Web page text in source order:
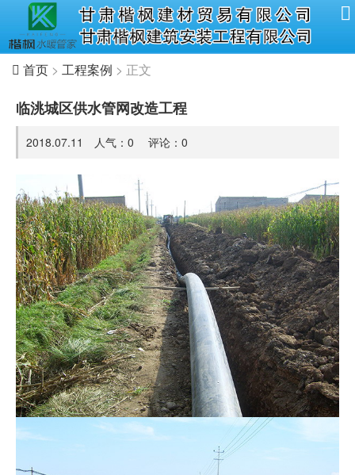
首页 > 工程案例 > 正文
临洮城区供水管网改造工程
2018.07.11 人气： 0 评论： 0